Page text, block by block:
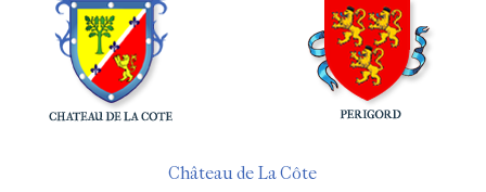
Château de La Côte